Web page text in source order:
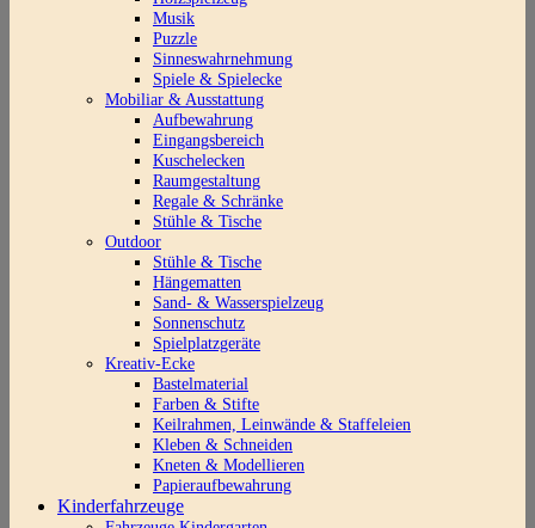
Musik
Puzzle
Sinneswahrnehmung
Spiele & Spielecke
Mobiliar & Ausstattung
Aufbewahrung
Eingangsbereich
Kuschelecken
Raumgestaltung
Regale & Schränke
Stühle & Tische
Outdoor
Stühle & Tische
Hängematten
Sand- & Wasserspielzeug
Sonnenschutz
Spielplatzgeräte
Kreativ-Ecke
Bastelmaterial
Farben & Stifte
Keilrahmen, Leinwände & Staffeleien
Kleben & Schneiden
Kneten & Modellieren
Papieraufbewahrung
Kinderfahrzeuge